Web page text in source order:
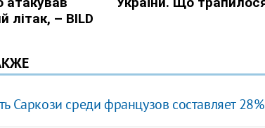
Саркози среди французов составляет 28%